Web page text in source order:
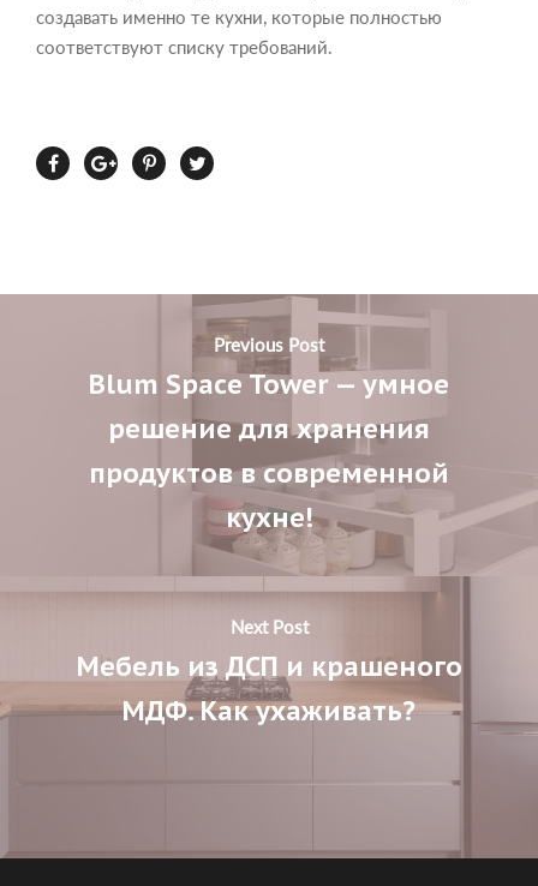
создавать именно те кухни, которые полностью
соответствуют списку требований.
Previous Post
Blum Space Tower — умное
решение для хранения
продуктов в современной
кухне!
Next Post
Мебель из ДСП и крашеного
МДФ. Как ухаживать?